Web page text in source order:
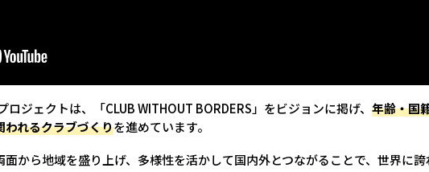
ロジェクトは、「CLUB WITHOUT BORDERS」をビジョンに掲げ、年齢・国
われるクラブづくりを進めています。
から地域を盛り上げ、多様性を活かして国内外とつながることで、世界に誇